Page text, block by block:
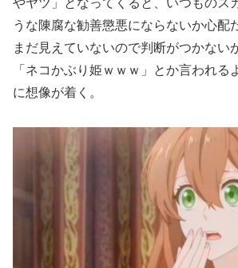
やヤツ」となってくると、いつものス
うな陳腐な勧善懲悪にならないか心配
まだ見えていないので判断がつかない
「ネコかぶり姫ｗｗｗ」とか言われる
に想像が着く。